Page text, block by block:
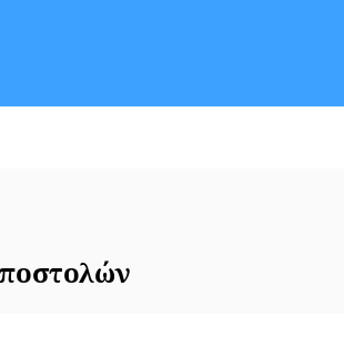
οριστικό και αμετάκλητο.- επικύρωσή